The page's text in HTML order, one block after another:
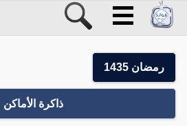
رمضان 1435
ذاكرة الأماكن